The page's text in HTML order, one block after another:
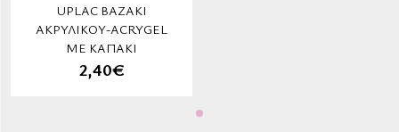
UPLAC ΒΑΖΆΚΙ
ΑΚΡΥΛΙΚΟΎ-ACRYGEL
ΜΕ ΚΑΠΆΚΙ
2,40€